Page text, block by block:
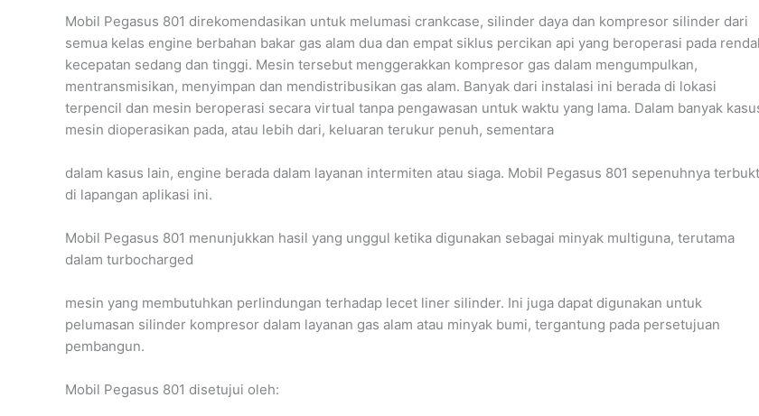
Mobil Pegasus 801 direkomendasikan untuk melumasi crankcase, silinder daya dan kompresor silinder dari
semua kelas engine berbahan bakar gas alam dua dan empat siklus percikan api yang beroperasi pada
kecepatan sedang dan tinggi. Mesin tersebut menggerakkan kompresor gas dalam mengumpulkan,
mentransmisikan, menyimpan dan mendistribusikan gas alam. Banyak dari instalasi ini berada di lokasi
terpencil dan mesin beroperasi secara virtual tanpa pengawasan untuk waktu yang lama. Dalam banyak
mesin dioperasikan pada, atau lebih dari, keluaran terukur penuh, sementara
dalam kasus lain, engine berada dalam layanan intermiten atau siaga. Mobil Pegasus 801 sepenuhnya
di lapangan aplikasi ini.
Mobil Pegasus 801 menunjukkan hasil yang unggul ketika digunakan sebagai minyak multiguna, terutama
dalam turbocharged
mesin yang membutuhkan perlindungan terhadap lecet liner silinder. Ini juga dapat digunakan untuk
pelumasan silinder kompresor dalam layanan gas alam atau minyak bumi, tergantung pada persetujuan
pembangun.
Mobil Pegasus 801 disetujui oleh: